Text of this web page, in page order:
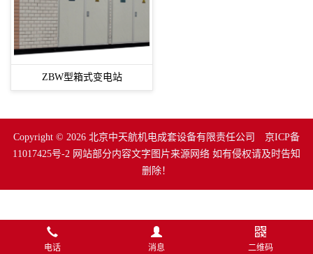
ZBW型箱式变电站
Copyright © 2026 北京中天航机电成套设备有限责任公司 京ICP备
11017425号-2 网站部分内容文字图片来源网络 如有侵权请及时告知
删除！
电话 消息 二维码